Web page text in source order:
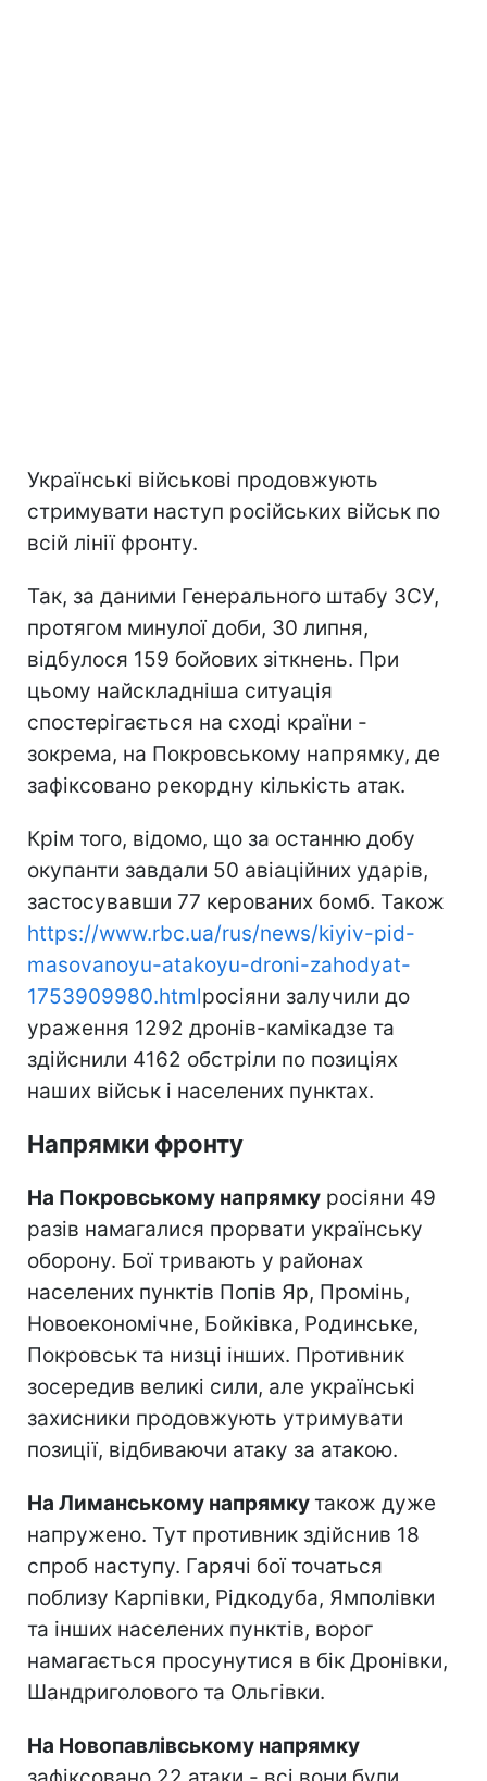
Українські військові продовжують
стримувати наступ російських військ по
всій лінії фронту.
Так, за даними Генерального штабу ЗСУ,
протягом минулої доби, 30 липня,
відбулося 159 бойових зіткнень. При
цьому найскладніша ситуація
спостерігається на сході країни -
зокрема, на Покровському напрямку, де
зафіксовано рекордну кількість атак.
Крім того, відомо, що за останню добу
окупанти завдали 50 авіаційних ударів,
застосувавши 77 керованих бомб. Також
https://www.rbc.ua/rus/news/kiyiv-pid-
masovanoyu-atakoyu-droni-zahodyat-
1753909980.htmlросіяни залучили до
ураження 1292 дронів-камікадзе та
здійснили 4162 обстріли по позиціях
наших військ і населених пунктах.
Напрямки фронту
На Покровському напрямку росіяни 49
разів намагалися прорвати українську
оборону. Бої тривають у районах
населених пунктів Попів Яр, Промінь,
Новоекономічне, Бойківка, Родинське,
Покровськ та низці інших. Противник
зосередив великі сили, але українські
захисники продовжують утримувати
позиції, відбиваючи атаку за атакою.
На Лиманському напрямкутакож дуже
напружено. Тут противник здійснив 18
спроб наступу. Гарячі бої точаться
поблизу Карпівки, Рідкодуба, Ямполівки
та інших населених пунктів, ворог
намагається просунутися в бік Дронівки,
Шандриголового та Ольгівки.
На Новопавлівському напрямку